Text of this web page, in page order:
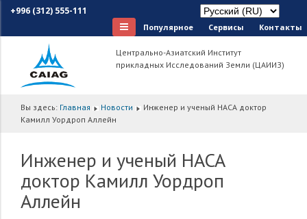
+996 (312) 555-111
Популярное Сервисы Контакты
Центрально-Азиатский Институт
прикладных Исследований Земли (ЦАИИЗ)
Вы здесь: Главная Новости
Инженер и ученый НАСА доктор
Камилл Уордроп Аллейн
Инженер и ученый НАСА
доктор Камилл Уордроп
Аллейн